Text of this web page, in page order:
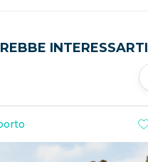
INTERESSARTI